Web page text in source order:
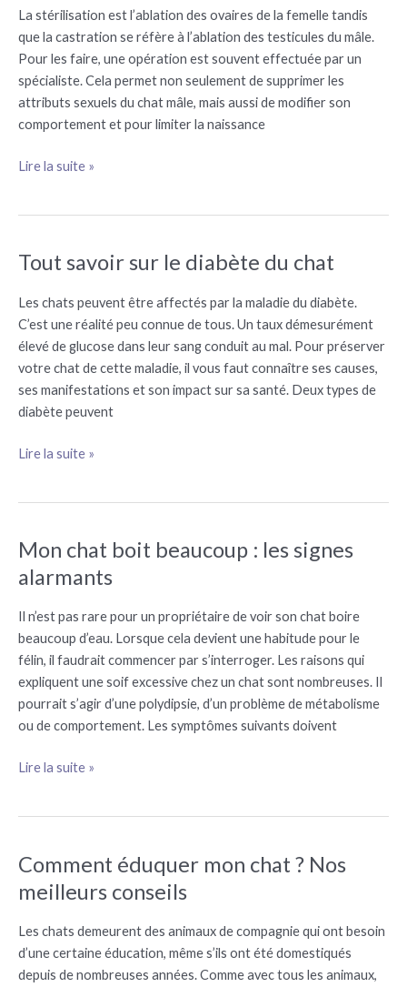
La stérilisation est l’ablation des ovaires de la femelle tandis
que la castration se réfère à l’ablation des testicules du mâle.
Pour les faire, une opération est souvent effectuée par un
spécialiste. Cela permet non seulement de supprimer les
attributs sexuels du chat mâle, mais aussi de modifier son
comportement et pour limiter la naissance
la
stérilisation/castration
de
mon
chat
Lire la suite »
Tout savoir sur le diabète du chat
Les chats peuvent être affectés par la maladie du diabète.
C’est une réalité peu connue de tous. Un taux démesurément
élevé de glucose dans leur sang conduit au mal. Pour préserver
votre chat de cette maladie, il vous faut connaître ses causes,
ses manifestations et son impact sur sa santé. Deux types de
diabète peuvent
Tout
sur
le
diabète
du
chat
Lire la suite »
Mon chat boit beaucoup : les signes
alarmants
Il n’est pas rare pour un propriétaire de voir son chat boire
beaucoup d’eau. Lorsque cela devient une habitude pour le
félin, il faudrait commencer par s’interroger. Les raisons qui
expliquent une soif excessive chez un chat sont nombreuses. Il
pourrait s’agir d’une polydipsie, d’un problème de métabolisme
ou de comportement. Les symptômes suivants doivent
Mon
chat
boit
beaucoup
:
les
signes
alarmants
Lire la suite »
Comment éduquer mon chat ? Nos
meilleurs conseils
Les chats demeurent des animaux de compagnie qui ont besoin
d’une certaine éducation, même s’ils ont été domestiqués
depuis de nombreuses années. Comme avec tous les animaux,
Comment
éduquer
mon
chat
?
Nos